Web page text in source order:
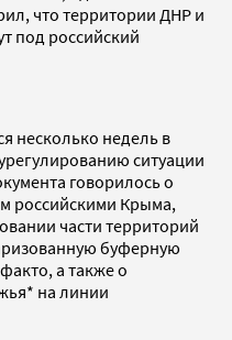
что территории ДНР и
под российский
несколько недель в
ситуации
говорилось о
российскими Крыма,
части территорий
буферную
а также о
на линии